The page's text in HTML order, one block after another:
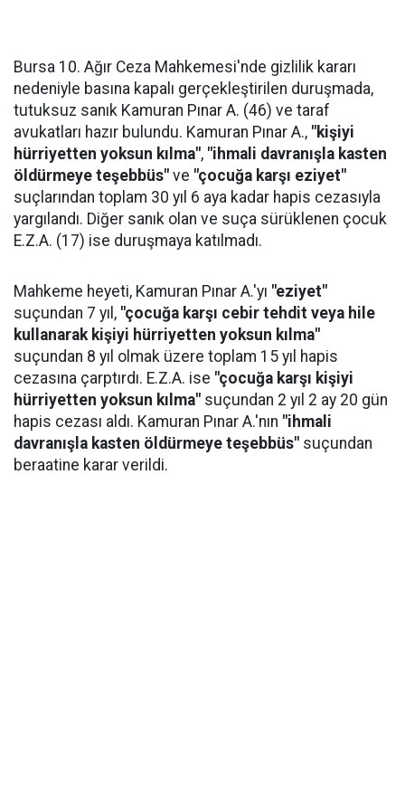
Bursa 10. Ağır Ceza Mahkemesi'nde gizlilik kararı
nedeniyle basına kapalı gerçekleştirilen duruşmada,
tutuksuz sanık Kamuran Pınar A. (46) ve taraf
avukatları hazır bulundu. Kamuran Pınar A., "kişiyi
hürriyetten yoksun kılma", "ihmali davranışla kasten
öldürmeye teşebbüs" ve "çocuğa karşı eziyet"
suçlarından toplam 30 yıl 6 aya kadar hapis cezasıyla
yargılandı. Diğer sanık olan ve suça sürüklenen çocuk
E.Z.A. (17) ise duruşmaya katılmadı.
Mahkeme heyeti, Kamuran Pınar A.'yı "eziyet"
suçundan 7 yıl, "çocuğa karşı cebir tehdit veya hile
kullanarak kişiyi hürriyetten yoksun kılma"
suçundan 8 yıl olmak üzere toplam 15 yıl hapis
cezasına çarptırdı. E.Z.A. ise "çocuğa karşı kişiyi
hürriyetten yoksun kılma" suçundan 2 yıl 2 ay 20 gün
hapis cezası aldı. Kamuran Pınar A.'nın "ihmali
davranışla kasten öldürmeye teşebbüs" suçundan
beraatine karar verildi.